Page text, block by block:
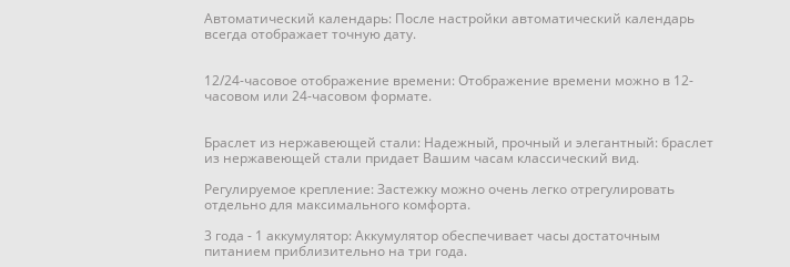
Автоматический календарь: После настройки автоматический календарь
всегда отображает точную дату.
12/24-часовое отображение времени: Отображение времени можно в 12-
часовом или 24-часовом формате.
Браслет из нержавеющей стали: Надежный, прочный и элегантный: браслет
из нержавеющей стали придает Вашим часам классический вид.
Регулируемое крепление: Застежку можно очень легко отрегулировать
отдельно для максимального комфорта.
3 года - 1 аккумулятор: Аккумулятор обеспечивает часы достаточным
питанием приблизительно на три года.